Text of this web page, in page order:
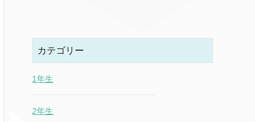
カテゴリー
1年生
2年生